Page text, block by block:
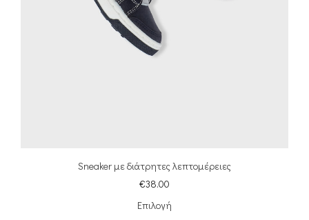
Sneaker με διάτρητες λεπτομέρειες
€38.00
Επιλογή